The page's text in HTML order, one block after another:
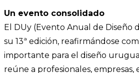
Un evento consolidado
El DUy (Evento Anual de Diseño
su 13ª edición, reafirmándose
importante para el diseño
reúne a profesionales, empresas,